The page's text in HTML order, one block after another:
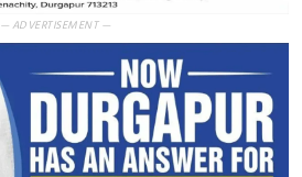
— ADVERTISEMENT —